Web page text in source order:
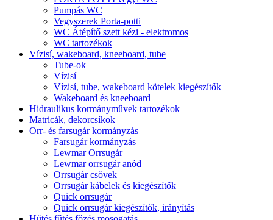
Pumpás WC
Vegyszerek Porta-potti
WC Átépítő szett kézi - elektromos
WC tartozékok
Vízisí, wakeboard, kneeboard, tube
Tube-ok
Vízisí
Vízisí, tube, wakeboard kötelek kiegészítők
Wakeboard és kneeboard
Hidraulikus kormányművek tartozékok
Matricák, dekorcsíkok
Orr- és farsugár kormányzás
Farsugár kormányzás
Lewmar Orrsugár
Lewmar orrsugár anód
Orrsugár csövek
Orrsugár kábelek és kiegészítők
Quick orrsugár
Quick orrsugár kiegészítők, irányítás